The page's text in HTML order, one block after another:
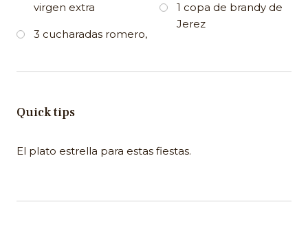
virgen extra
3 cucharadas romero,
1 copa de brandy de
Jerez
Quick tips
El plato estrella para estas fiestas.